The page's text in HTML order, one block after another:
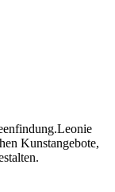
Kunstangebote,